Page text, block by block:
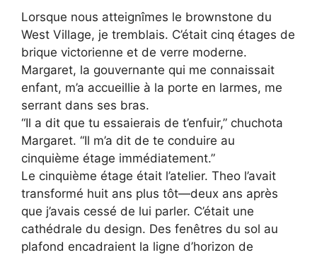
Lorsque nous atteignîmes le brownstone du
West Village, je tremblais. C’était cinq étages de
brique victorienne et de verre moderne.
Margaret, la gouvernante qui me connaissait
enfant, m’a accueillie à la porte en larmes, me
serrant dans ses bras.
“Il a dit que tu essaierais de t’enfuir,” chuchota
Margaret. “Il m’a dit de te conduire au
cinquième étage immédiatement.”
Le cinquième étage était l’atelier. Theo l’avait
transformé huit ans plus tôt—deux ans après
que j’avais cessé de lui parler. C’était une
cathédrale du design. Des fenêtres du sol au
plafond encadraient la ligne d’horizon de